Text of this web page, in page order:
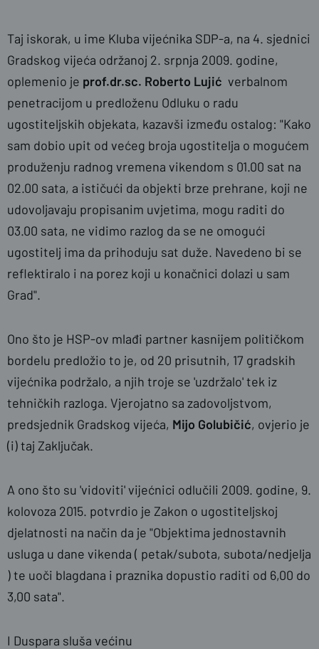
Taj iskorak, u ime Kluba vijećnika SDP-a, na 4. sjednici
Gradskog vijeća održanoj 2. srpnja 2009. godine,
oplemenio je prof.dr.sc. Roberto Lujić verbalnom
penetracijom u predloženu Odluku o radu
ugostiteljskih objekata, kazavši između ostalog: "Kako
sam dobio upit od većeg broja ugostitelja o mogućem
produženju radnog vremena vikendom s 01.00 sat na
02.00 sata, a ističući da objekti brze prehrane, koji ne
udovoljavaju propisanim uvjetima, mogu raditi do
03.00 sata, ne vidimo razlog da se ne omogući
ugostitelj ima da prihoduju sat duže. Navedeno bi se
reflektiralo i na porez koji u konačnici dolazi u sam
Grad".
Ono što je HSP-ov mlađi partner kasnijem političkom
bordelu predložio to je, od 20 prisutnih, 17 gradskih
vijećnika podržalo, a njih troje se 'uzdržalo' tek iz
tehničkih razloga. Vjerojatno sa zadovoljstvom,
predsjednik Gradskog vijeća, Mijo Golubičić, ovjerio je
(i) taj Zaključak.
A ono što su 'vidoviti' vijećnici odlučili 2009. godine, 9.
kolovoza 2015. potvrdio je Zakon o ugostiteljskoj
djelatnosti na način da je "Objektima jednostavnih
usluga u dane vikenda ( petak/subota, subota/nedjelja
) te uoči blagdana i praznika dopustio raditi od 6,00 do
3,00 sata".
I Duspara sluša većinu